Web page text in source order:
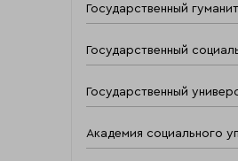
Государственный
Государственный
Государственный
Академия социального